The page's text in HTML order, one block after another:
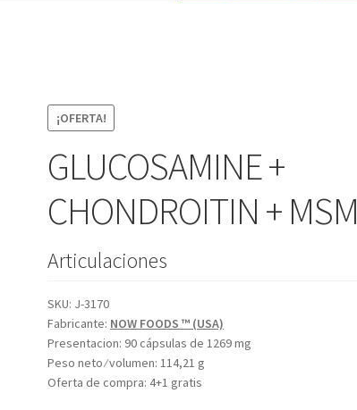
¡OFERTA!
GLUCOSAMINE +
CHONDROITIN + MSM
Articulaciones
SKU: J-3170
Fabricante: NOW FOODS ™ (USA)
Presentacion: 90 cápsulas de 1269 mg
Peso neto ⁄ volumen: 114,21 g
Oferta de compra: 4+1 gratis